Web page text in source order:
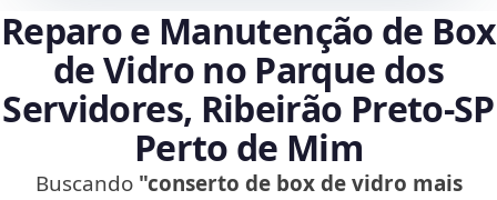
Reparo e Manutenção de Box
de Vidro no Parque dos
Servidores, Ribeirão Preto‑SP
Perto de Mim
Buscando "conserto de box de vidro mais